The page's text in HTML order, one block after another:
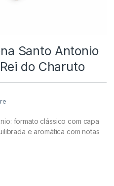
Santo Antonio
do Charuto
formato clássico com capa
e aromática com notas